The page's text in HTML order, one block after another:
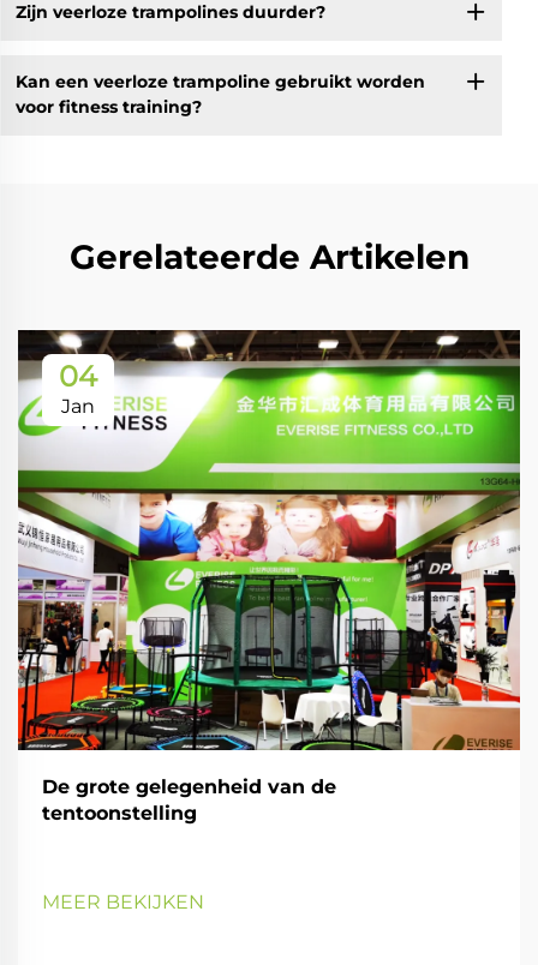
Zijn veerloze trampolines duurder?
Kan een veerloze trampoline gebruikt worden
voor fitness training?
Gerelateerde Artikelen
04
Jan
De grote gelegenheid van de
tentoonstelling
MEER BEKIJKEN